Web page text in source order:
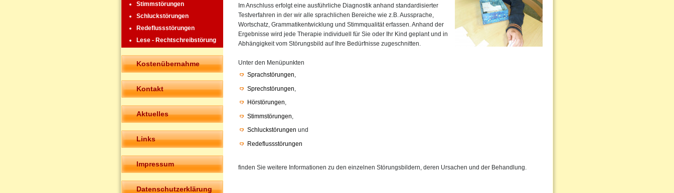
Stimmstörungen
Schluckstörungen
Redeflussstörungen
Lese - Rechtschreibstörung
Kostenübernahme
Kontakt
Aktuelles
Links
Impressum
Datenschutzerklärung
Im Anschluss erfolgt eine ausführliche Diagnostik anhand standardisierter
Testverfahren in der wir alle sprachlichen Bereiche wie z.B. Aussprache,
Wortschatz, Grammatikentwicklung und Stimmqualität erfassen. Anhand der
Ergebnisse wird jede Therapie individuell für Sie oder Ihr Kind geplant und in
Abhängigkeit vom Störungsbild auf Ihre Bedürfnisse zugeschnitten.
Unter den Menüpunkten
Sprachstörungen,
Sprechstörungen
Hörstörungen,
Stimmstörungen
Schluckstörungen und
Redeflussstörungen
finden Sie weitere Informationen zu den einzelnen Störungsbildern, deren Ursachen und der Behandlung.